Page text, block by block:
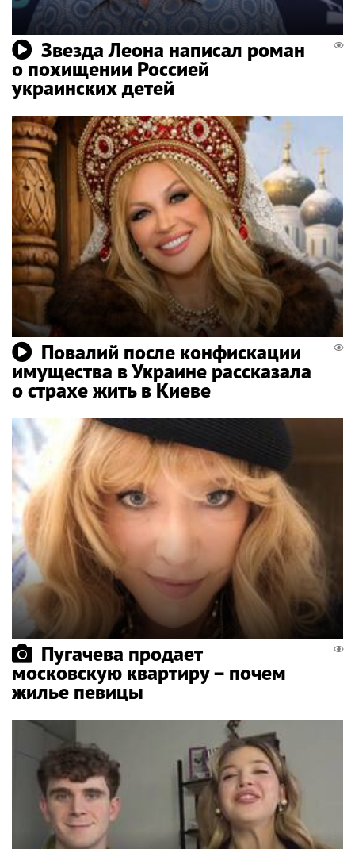
Звезда Леона написал роман
о похищении Россией
украинских детей
Повалий после конфискации
имущества в Украине рассказала
о страхе жить в Киеве
Пугачева продает
московскую квартиру – почем
жилье певицы